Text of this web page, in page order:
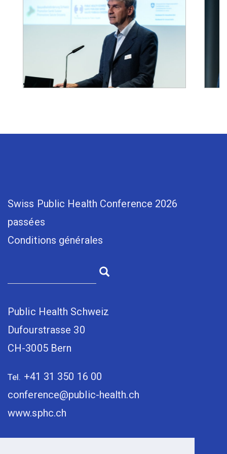
Swiss Public Health Conference 2026
passées
Conditions générales
Public Health Schweiz
Dufourstrasse 30
CH-3005 Bern
Tel. +41 31 350 16 00
conference@public-health.ch
www.sphc.ch